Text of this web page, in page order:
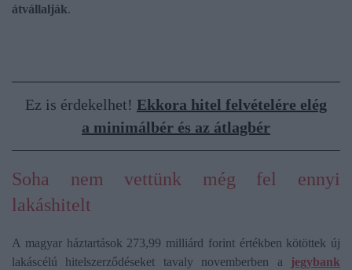
átvállalják.
Ez is érdekelhet! Ekkora hitel felvételére elég
a minimálbér és az átlagbér
Soha nem vettünk még fel ennyi
lakáshitelt
A magyar háztartások 273,99 milliárd forint értékben kötöttek új
lakáscélú hitelszerződéseket tavaly novemberben a jegybank